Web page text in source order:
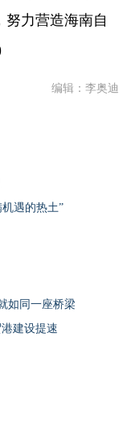
力营造海南自
编辑：李奥迪
遇的热土”
如同一座桥梁
建设提速